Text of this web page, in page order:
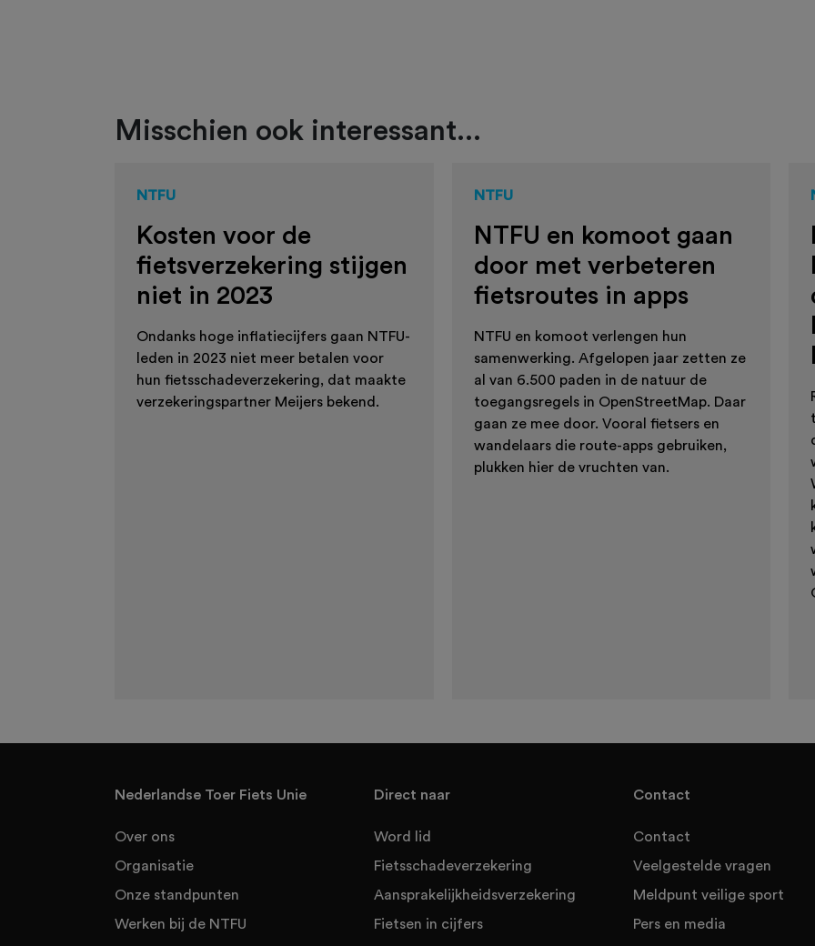
Misschien ook interessant...
NTFU
Kosten voor de
fietsverzekering stijgen
niet in 2023
Ondanks hoge inflatiecijfers gaan NTFU-
leden in 2023 niet meer betalen voor
hun fietsschadeverzekering, dat maakte
verzekeringspartner Meijers bekend.
NTFU
NTFU en komoot gaan
door met verbeteren
fietsroutes in apps
NTFU en komoot verlengen hun
samenwerking. Afgelopen jaar zetten ze
al van 6.500 paden in de natuur de
toegangsregels in OpenStreetMap. Daar
gaan ze mee door. Vooral fietsers en
wandelaars die route-apps gebruiken,
plukken hier de vruchten van.
Nederlandse Toer Fiets Unie
Over ons
Organisatie
Onze standpunten
Werken bij de NTFU
Direct naar
Word lid
Fietsschadeverzekering
Aansprakelijkheidsverzekering
Fietsen in cijfers
Contact
Contact
Veelgestelde vragen
Meldpunt veilige sport
Pers en media